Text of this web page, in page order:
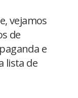
vejamos
de
e
lista de